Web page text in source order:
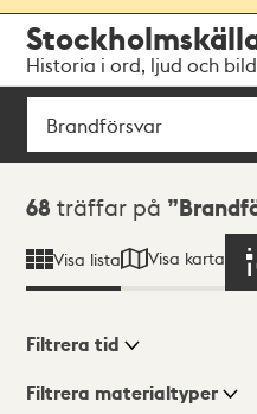
navigationen
huvudinnehållet
Historia i ord, ljud och bild
Sök
Sökresultat
68 träffar på
Visa lista Visa karta
Visningsläge
Filtrera tid
Filtrera materialtyper